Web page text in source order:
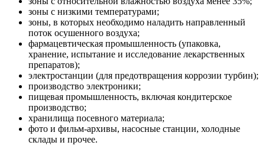
зоны с низкими температурами;
зоны, в которых необходимо наладить направленный
поток осушенного воздуха;
фармацевтическая промышленность (упаковка,
хранение, испытание и исследование лекарственных
препаратов);
электростанции (для предотвращения коррозии турбин);
производство электроники;
пищевая промышленность, включая кондитерское
производство;
хранилища посевного материала;
фото и фильм-архивы, насосные станции, холодные
склады и прочее.